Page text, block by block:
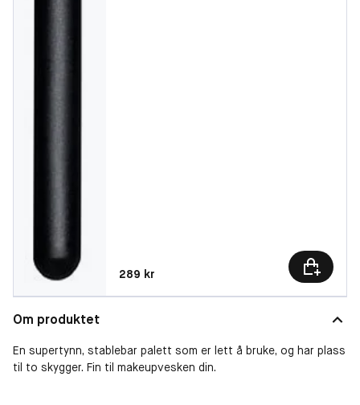
Pris: 289 kr
289 kr
Om produktet
En supertynn, stablebar palett som er lett å bruke, og har plass
til to skygger. Fin til makeupvesken din.